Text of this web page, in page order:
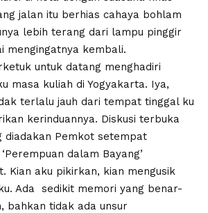
jalan itu berhias cahaya bohlam
lebih terang dari lampu pinggir
mengingatnya kembali.
untuk datang menghadiri
masa kuliah di Yogyakarta. Iya,
terlalu jauh dari tempat tinggal ku
kerinduannya. Diskusi terbuka
diadakan Pemkot setempat
dalam Bayang’
Kian aku pikirkan, kian mengusik
Ada sedikit memori yang benar-
bahkan tidak ada unsur